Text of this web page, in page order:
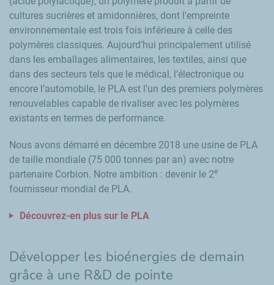
cultures sucrières et amidonnières, dont l'empreinte
environnementale est trois fois inférieure à celle des
polymères classiques. Aujourd’hui principalement utilisé
dans les emballages alimentaires, les textiles, ainsi que
dans des secteurs tels que le médical, l’électronique ou
encore l’automobile, le PLA est l’un des premiers polymères
renouvelables capable de rivaliser avec les polymères
existants en termes de performance.
Nous avons démarré en décembre 2018 une usine de PLA
de taille mondiale (75 000 tonnes par an) avec notre
partenaire Corbion. Notre ambition : devenir le 2e
fournisseur mondial de PLA.
Découvrez-en plus sur le PLA
Développer les bioénergies de demain
grâce à une R&D de pointe